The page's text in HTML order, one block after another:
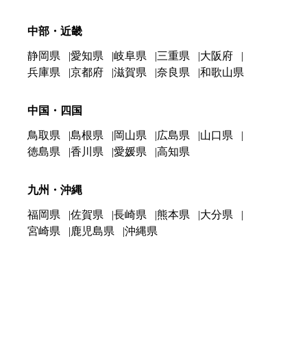
中部・近畿
静岡県 愛知県 岐阜県 三重県
大阪府
兵庫県
京都府 滋賀県 奈良県 和歌山県
中国・四国
鳥取県 島根県 岡山県 広島県
山口県
徳島県
香川県 愛媛県 高知県
九州・沖縄
福岡県 佐賀県 長崎県 熊本県
大分県
宮崎県
鹿児島県 沖縄県